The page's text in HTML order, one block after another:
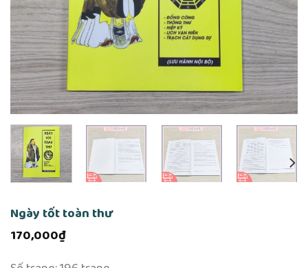
Ngày tốt toàn thư
170,000₫